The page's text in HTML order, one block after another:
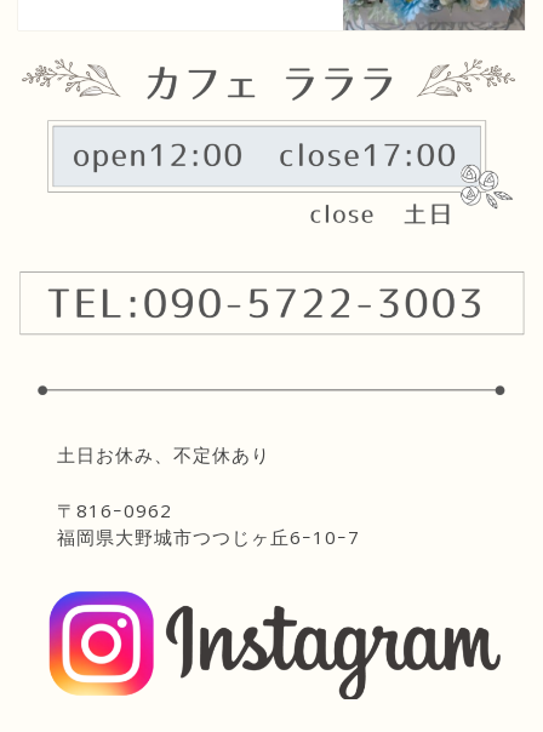
土日お休み、不定休あり
〒816ｰ0962
福岡県大野城市つつじヶ丘6ｰ10ｰ7